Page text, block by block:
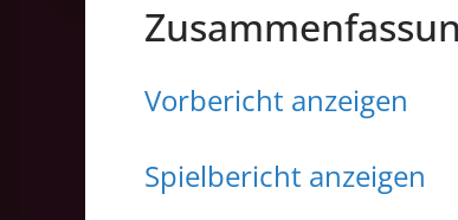
Vorbericht anzeigen
Spielbericht anzeigen